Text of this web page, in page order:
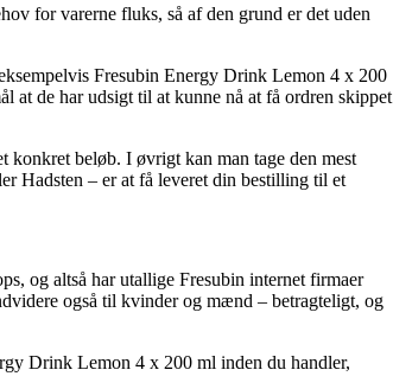
for varerne fluks, så af den grund er det uden
Fresubin Energy Drink Lemon 4 x 200
at de har udsigt til at kunne nå at få ordren skippet
konkret beløb. I øvrigt kan man tage den mest
Hadsten – er at få leveret din bestilling til et
og altså har utallige Fresubin internet firmaer
også til kvinder og mænd – betragteligt, og
Drink Lemon 4 x 200 ml inden du handler,